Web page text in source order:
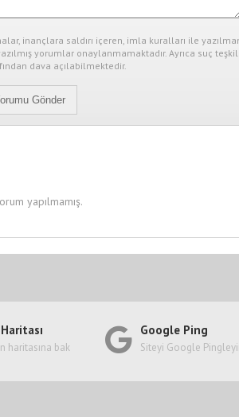
inançlara saldırı içeren, imla kuralları ile
yorumlar onaylanmamaktadır. Ayrıca suç
dava açılabilmektedir.
yapılmamış.
haritasına bak
Google Ping
Siteyi Google